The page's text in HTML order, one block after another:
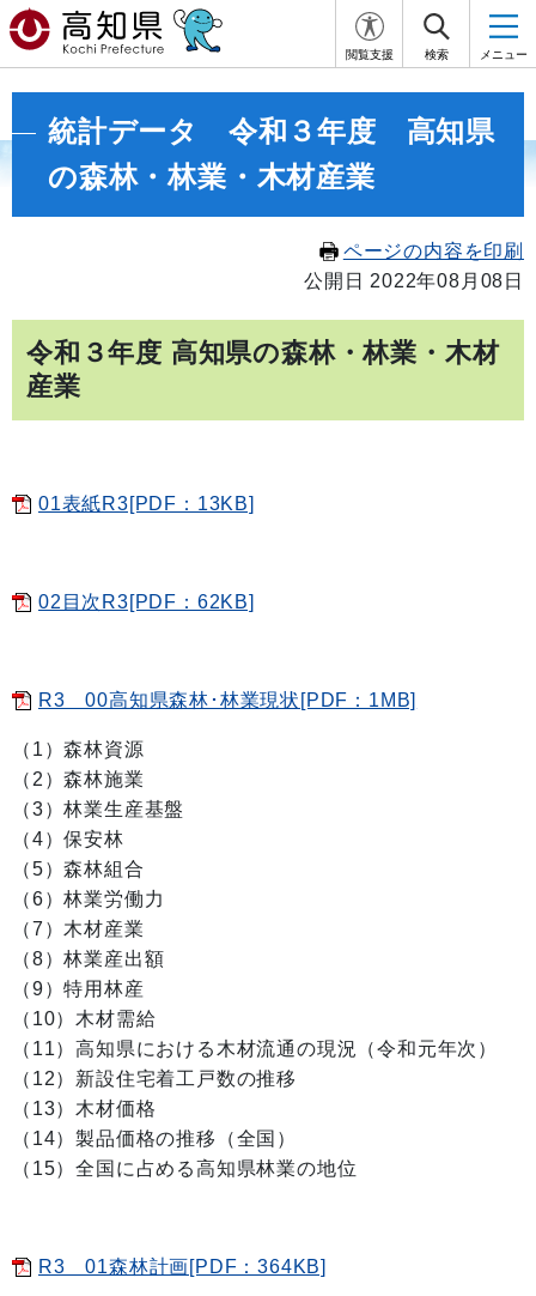
閲覧支援 検索 メニュー
統計データ 令和３年度 高知県
の森林・林業・木材産業
ページの内容を印刷
公開日 2022年08月08日
令和３年度 高知県の森林・林業・木材
産業
01表紙R3[PDF：13KB]
02目次R3[PDF：62KB]
R3 00高知県森林･林業現状[PDF：1MB]
（1）森林資源
（2）森林施業
（3）林業生産基盤
（4）保安林
（5）森林組合
（6）林業労働力
（7）木材産業
（8）林業産出額
（9）特用林産
（10）木材需給
（11）高知県における木材流通の現況（令和元年次）
（12）新設住宅着工戸数の推移
（13）木材価格
（14）製品価格の推移（全国）
（15）全国に占める高知県林業の地位
R3 01森林計画[PDF：364KB]